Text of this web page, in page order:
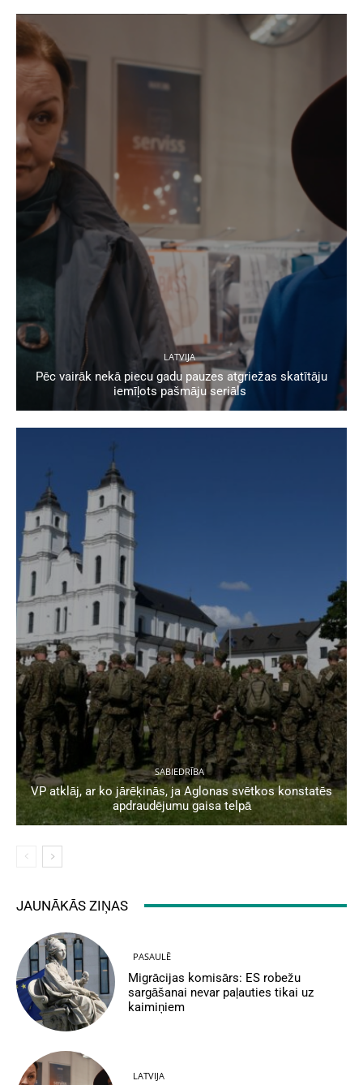
LATVIJA
Pēc vairāk nekā piecu gadu pauzes atgriežas skatītāju
iemīļots pašmāju seriāls
SABIEDRĪBA
VP atklāj, ar ko jārēķinās, ja Aglonas svētkos konstatēs
apdraudējumu gaisa telpā
JAUNĀKĀS ZIŅAS
PASAULĒ
Migrācijas komisārs: ES robežu
sargāšanai nevar paļauties tikai uz
kaimiņiem
LATVIJA